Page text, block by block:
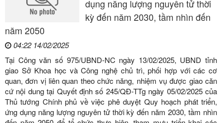
dụng năng lượng nguyên tử thời
kỳ đến năm 2030, tầm nhìn đến
năm 2050
04:22 14/02/2025
Tại Công văn số 975/UBND-NC ngày 13/02/2025, UBND tỉnh
giao Sở Khoa học và Công nghệ chủ trì, phối hợp với các cơ
quan, đơn vị liên quan theo chức năng, nhiệm vụ được giao căn
cứ nội dung tại Quyết định số 245/QĐ-TTg ngày 05/02/2025 của
Thủ tướng Chính phủ về việc phê duyệt Quy hoạch phát triển,
ứng dụng năng lượng nguyên tử thời kỳ đến năm 2030, tầm nhìn